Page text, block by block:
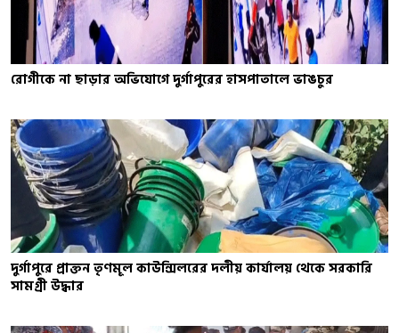
রোগীকে না ছাড়ার অভিযোগে দুর্গাপুরের হাসপাতালে ভাঙচুর
দুর্গাপুরে প্রাক্তন তৃণমূল কাউন্সিলরের দলীয় কার্যালয় থেকে সরকারি
সামগ্রী উদ্ধার